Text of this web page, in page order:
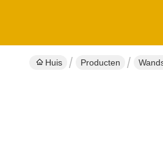
Huis Producten